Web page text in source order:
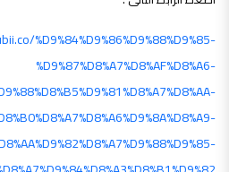
%D9%84%D9%86%D9%88%D9%85-
%D9%87%D8%A7%D8%AF%D8%A6-